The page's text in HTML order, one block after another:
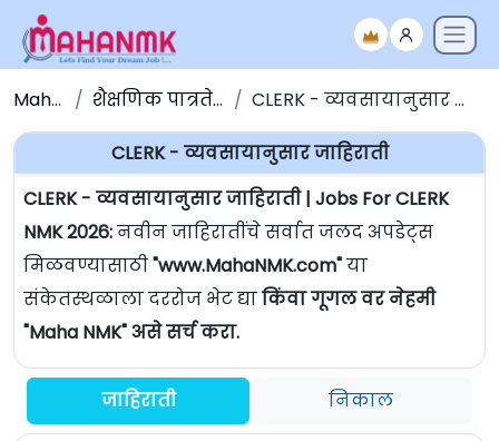
Maha NMK शैक्षणिक पात्रतेनुसार जाहिराती CLERK - व्यवसायानुसार जाहिराती | Jobs For CLERK
CLERK - व्यवसायानुसार जाहिराती
CLERK - व्यवसायानुसार जाहिराती | Jobs For CLERK
NMK 2026:नवीन जाहिरातींचे सर्वात जलद अपडेट्स
मिळवण्यासाठी"www.MahaNMK.com"या
संकेतस्थळाला दररोज भेट द्याकिंवा गूगल वर नेहमी
"Maha NMK" असे सर्च करा.
जाहिराती निकाल